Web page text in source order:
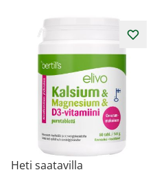
Heti saatavilla